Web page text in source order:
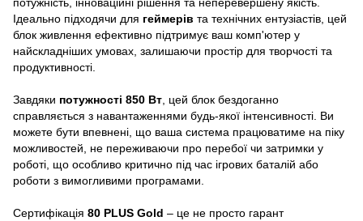
Ідеально підходячи для геймерів та технічних ентузіастів, цей
блок живлення ефективно підтримує ваш комп'ютер у
найскладніших умовах, залишаючи простір для творчості та
продуктивності.
Завдяки потужності 850 Вт , цей блок бездоганно
справляється з навантаженнями будь-якої інтенсивності. Ви
можете бути впевнені, що ваша система працюватиме на піку
можливостей, не переживаючи про перебої чи затримки у
роботі, що особливо критично під час ігрових баталій або
роботи з вимогливими програмами.
Сертифікація 80 PLUS Gold – це не просто гарант